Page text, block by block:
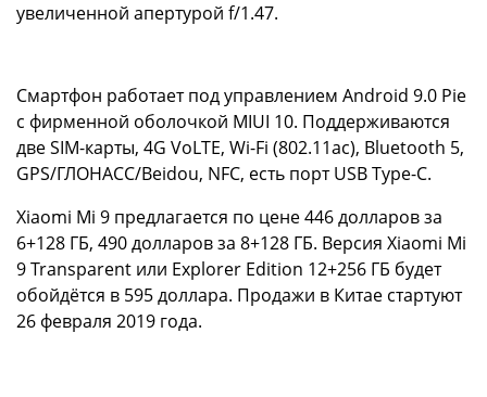
увеличенной апертурой f/1.47.
Смартфон работает под управлением Android 9.0 Pie
с фирменной оболочкой MIUI 10. Поддерживаются
две SIM-карты, 4G VoLTE, Wi-Fi (802.11ac), Bluetooth 5,
GPS/ГЛОНАСС/Beidou, NFC, есть порт USB Type-C.
Xiaomi Mi 9 предлагается по цене 446 долларов за
6+128 ГБ, 490 долларов за 8+128 ГБ. Версия Xiaomi Mi
9 Transparent или Explorer Edition 12+256 ГБ будет
обойдётся в 595 доллара. Продажи в Китае стартуют
26 февраля 2019 года.